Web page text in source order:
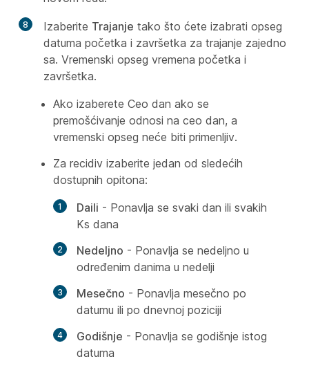
8 Izaberite Trajanje tako što ćete izabrati opseg
datuma početka i završetka za trajanje zajedno
sa. Vremenski opseg vremena početka i
završetka.
Ako izaberete Ceo dan ako se
premošćivanje odnosi na ceo dan, a
vremenski opseg neće biti primenljiv.
Za recidiv izaberite jedan od sledećih
dostupnih opitona:
Daili - Ponavlja se svaki dan ili svakih
Ks dana
Nedeljno - Ponavlja se nedeljno u
određenim danima u nedelji
Mesečno - Ponavlja mesečno po
datumu ili po dnevnoj poziciji
Godišnje - Ponavlja se godišnje istog
datuma